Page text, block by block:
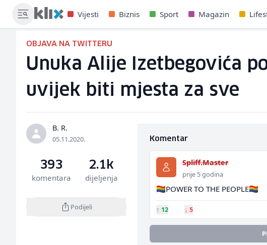
Vijesti Biznis Sport Magazin
OBJAVA NA TWITTERU
Unuka Alije Izetbegovića
uvijek biti mjesta za sve
B. R.
05.11.2020.
393
komentara
2.1k
dijeljenja
Podijeli
Komentar
Spliff.Master
prije 5 godina
🏳️‍🌈POWER TO THE PEOPLE🏳️‍🌈
↑ 12 ↓ 5